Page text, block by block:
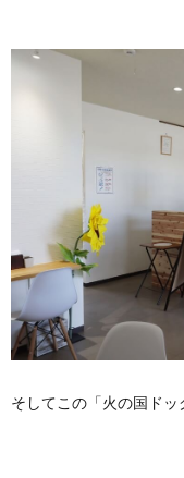
そしてこの「火の国ドッ